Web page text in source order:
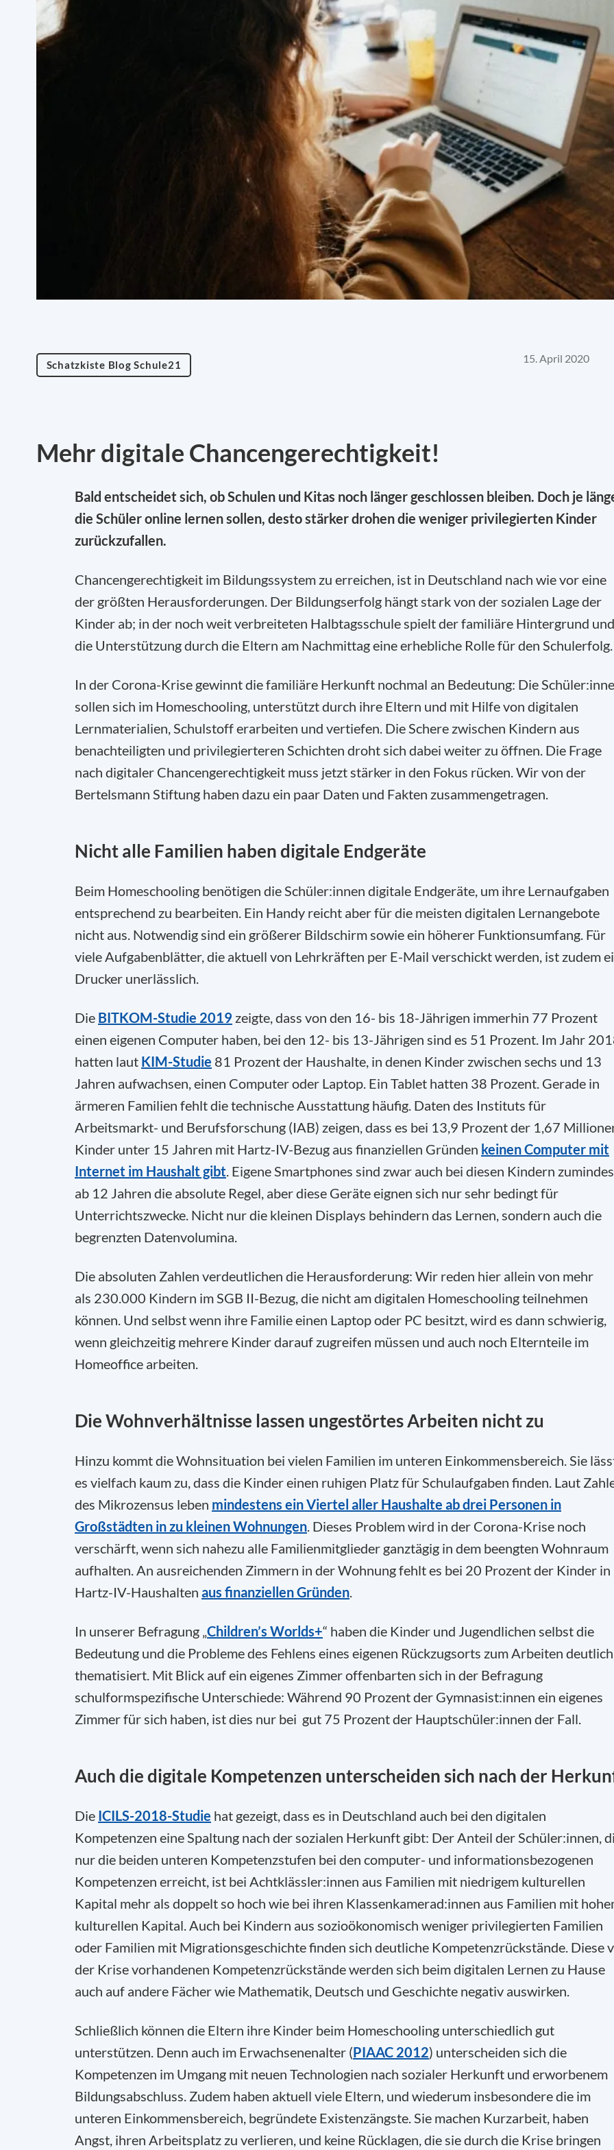
Schatzkiste Blog Schule21 15. April 2020
Mehr digitale Chancengerechtigkeit!
Bald entscheidet sich, ob Schulen und Kitas noch länger geschlossen bleiben. Doch je
die Schüler online lernen sollen, desto stärker drohen die weniger privilegierten Kinder
zurückzufallen.
Chancengerechtigkeit im Bildungssystem zu erreichen, ist in Deutschland nach wie vor eine
der größten Herausforderungen. Der Bildungserfolg hängt stark von der sozialen Lage der
Kinder ab; in der noch weit verbreiteten Halbtagsschule spielt der familiäre Hintergrund und
die Unterstützung durch die Eltern am Nachmittag eine erhebliche Rolle für den Schulerfolg.
In der Corona-Krise gewinnt die familiäre Herkunft nochmal an Bedeutung: Die
sollen sich im Homeschooling, unterstützt durch ihre Eltern und mit Hilfe von digitalen
Lernmaterialien, Schulstoff erarbeiten und vertiefen. Die Schere zwischen Kindern aus
benachteiligten und privilegierteren Schichten droht sich dabei weiter zu öffnen. Die Frage
nach digitaler Chancengerechtigkeit muss jetzt stärker in den Fokus rücken. Wir von der
Bertelsmann Stiftung haben dazu ein paar Daten und Fakten zusammengetragen.
Nicht alle Familien haben digitale Endgeräte
Beim Homeschooling benötigen die Schüler:innen digitale Endgeräte, um ihre Lernaufgaben
entsprechend zu bearbeiten. Ein Handy reicht aber für die meisten digitalen Lernangebote
nicht aus. Notwendig sind ein größerer Bildschirm sowie ein höherer Funktionsumfang. Für
viele Aufgabenblätter, die aktuell von Lehrkräften per E-Mail verschickt werden, ist zudem
Drucker unerlässlich.
Die BITKOM-Studie 2019 zeigte, dass von den 16- bis 18-Jährigen immerhin 77 Prozent
einen eigenen Computer haben, bei den 12- bis 13-Jährigen sind es 51 Prozent. Im Jahr
hatten laut KIM-Studie 81 Prozent der Haushalte, in denen Kinder zwischen sechs und 13
Jahren aufwachsen, einen Computer oder Laptop. Ein Tablet hatten 38 Prozent. Gerade in
ärmeren Familien fehlt die technische Ausstattung häufig. Daten des Instituts für
Arbeitsmarkt- und Berufsforschung (IAB) zeigen, dass es bei 13,9 Prozent der 1,67
Kinder unter 15 Jahren mit Hartz-IV-Bezug aus finanziellen Gründen keinen Computer mit
Internet im Haushalt gibt. Eigene Smartphones sind zwar auch bei diesen Kindern
ab 12 Jahren die absolute Regel, aber diese Geräte eignen sich nur sehr bedingt für
Unterrichtszwecke. Nicht nur die kleinen Displays behindern das Lernen, sondern auch die
begrenzten Datenvolumina.
Die absoluten Zahlen verdeutlichen die Herausforderung: Wir reden hier allein von mehr
als 230.000 Kindern im SGB II-Bezug, die nicht am digitalen Homeschooling teilnehmen
können. Und selbst wenn ihre Familie einen Laptop oder PC besitzt, wird es dann schwierig,
wenn gleichzeitig mehrere Kinder darauf zugreifen müssen und auch noch Elternteile im
Homeoffice arbeiten.
Die Wohnverhältnisse lassen ungestörtes Arbeiten nicht zu
Hinzu kommt die Wohnsituation bei vielen Familien im unteren Einkommensbereich. Sie
es vielfach kaum zu, dass die Kinder einen ruhigen Platz für Schulaufgaben finden. Laut
des Mikrozensus leben mindestens ein Viertel aller Haushalte ab drei Personen in
Großstädten in zu kleinen Wohnungen. Dieses Problem wird in der Corona-Krise noch
verschärft, wenn sich nahezu alle Familienmitglieder ganztägig in dem beengten Wohnraum
aufhalten. An ausreichenden Zimmern in der Wohnung fehlt es bei 20 Prozent der Kinder in
Hartz-IV-Haushalten aus finanziellen Gründen.
In unserer Befragung „Children’s Worlds+“ haben die Kinder und Jugendlichen selbst die
Bedeutung und die Probleme des Fehlens eines eigenen Rückzugsorts zum Arbeiten deutlich
thematisiert. Mit Blick auf ein eigenes Zimmer offenbarten sich in der Befragung
schulformspezifische Unterschiede: Während 90 Prozent der Gymnasist:innen ein eigenes
Zimmer für sich haben, ist dies nur bei gut 75 Prozent der Hauptschüler:innen der Fall.
Auch die digitale Kompetenzen unterscheiden sich nach der
Die ICILS-2018-Studie hat gezeigt, dass es in Deutschland auch bei den digitalen
Kompetenzen eine Spaltung nach der sozialen Herkunft gibt: Der Anteil der Schüler:innen,
nur die beiden unteren Kompetenzstufen bei den computer- und informationsbezogenen
Kompetenzen erreicht, ist bei Achtklässler:innen aus Familien mit niedrigem kulturellen
Kapital mehr als doppelt so hoch wie bei ihren Klassenkamerad:innen aus Familien mit
kulturellen Kapital. Auch bei Kindern aus sozioökonomisch weniger privilegierten Familien
oder Familien mit Migrationsgeschichte finden sich deutliche Kompetenzrückstände. Diese
der Krise vorhandenen Kompetenzrückstände werden sich beim digitalen Lernen zu Hause
auch auf andere Fächer wie Mathematik, Deutsch und Geschichte negativ auswirken.
Schließlich können die Eltern ihre Kinder beim Homeschooling unterschiedlich gut
unterstützen. Denn auch im Erwachsenenalter (PIAAC 2012) unterscheiden sich die
Kompetenzen im Umgang mit neuen Technologien nach sozialer Herkunft und erworbenem
Bildungsabschluss. Zudem haben aktuell viele Eltern, und wiederum insbesondere die im
unteren Einkommensbereich, begründete Existenzängste. Sie machen Kurzarbeit, haben
Angst, ihren Arbeitsplatz zu verlieren, und keine Rücklagen, die sie durch die Krise bringen